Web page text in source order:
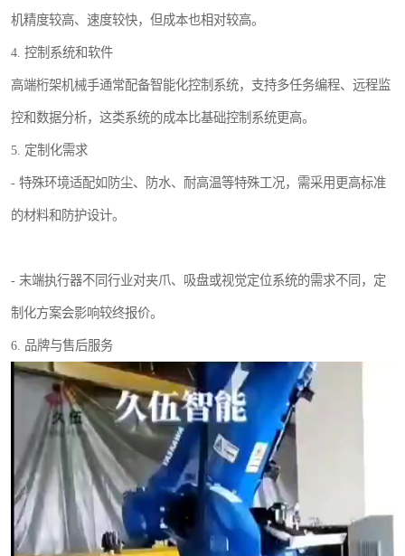
机精度较高、速度较快，但成本也相对较高。
4. 控制系统和软件
高端桁架机械手通常配备智能化控制系统，支持多任务编程、远程监
控和数据分析，这类系统的成本比基础控制系统更高。
5. 定制化需求
- 特殊环境适配如防尘、防水、耐高温等特殊工况，需采用更高标准
的材料和防护设计。
- 末端执行器不同行业对夹爪、吸盘或视觉定位系统的需求不同，定
制化方案会影响较终报价。
6. 品牌与售后服务